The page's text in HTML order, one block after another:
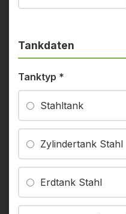
Tankdaten
Tanktyp *
Stahltank
Zylindertank Stahl
Erdtank Stahl